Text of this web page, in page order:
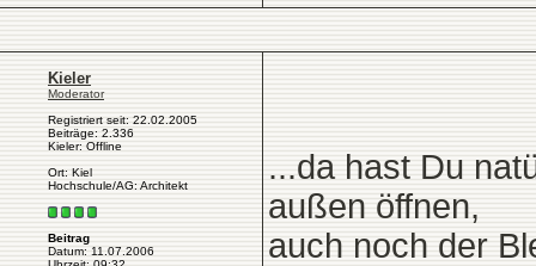
Kieler
Moderator
Registriert seit: 22.02.2005
Beiträge: 2.336
Kieler: Offline
Ort: Kiel
Hochschule/AG: Architekt
Beitrag
Datum: 11.07.2006
...da hast Du
außen öffnen,
auch noch der